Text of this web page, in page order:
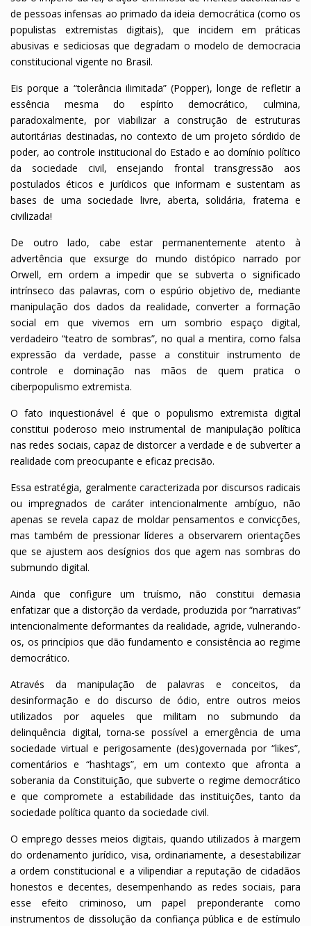
de pessoas infensas ao primado da ideia democrática (como os
populistas extremistas digitais), que incidem em práticas
abusivas e sediciosas que degradam o modelo de democracia
constitucional vigente no Brasil.
Eis porque a “tolerância ilimitada” (Popper), longe de refletir a
essência mesma do espírito democrático, culmina,
paradoxalmente, por viabilizar a construção de estruturas
autoritárias destinadas, no contexto de um projeto sórdido de
poder, ao controle institucional do Estado e ao domínio político
da sociedade civil, ensejando frontal transgressão aos
postulados éticos e jurídicos que informam e sustentam as
bases de uma sociedade livre, aberta, solidária, fraterna e
civilizada!
De outro lado, cabe estar permanentemente atento à
advertência que exsurge do mundo distópico narrado por
Orwell, em ordem a impedir que se subverta o significado
intrínseco das palavras, com o espúrio objetivo de, mediante
manipulação dos dados da realidade, converter a formação
social em que vivemos em um sombrio espaço digital,
verdadeiro “teatro de sombras”, no qual a mentira, como falsa
expressão da verdade, passe a constituir instrumento de
controle e dominação nas mãos de quem pratica o
ciberpopulismo extremista.
O fato inquestionável é que o populismo extremista digital
constitui poderoso meio instrumental de manipulação política
nas redes sociais, capaz de distorcer a verdade e de subverter a
realidade com preocupante e eficaz precisão.
Essa estratégia, geralmente caracterizada por discursos radicais
ou impregnados de caráter intencionalmente ambíguo, não
apenas se revela capaz de moldar pensamentos e convicções,
mas também de pressionar líderes a observarem orientações
que se ajustem aos desígnios dos que agem nas sombras do
submundo digital.
Ainda que configure um truísmo, não constitui demasia
enfatizar que a distorção da verdade, produzida por “narrativas”
intencionalmente deformantes da realidade, agride, vulnerando-
os, os princípios que dão fundamento e consistência ao regime
democrático.
Através da manipulação de palavras e conceitos, da
desinformação e do discurso de ódio, entre outros meios
utilizados por aqueles que militam no submundo da
delinquência digital, torna-se possível a emergência de uma
sociedade virtual e perigosamente (des)governada por “likes”,
comentários e “hashtags”, em um contexto que afronta a
soberania da Constituição, que subverte o regime democrático
e que compromete a estabilidade das instituições, tanto da
sociedade política quanto da sociedade civil.
O emprego desses meios digitais, quando utilizados à margem
do ordenamento jurídico, visa, ordinariamente, a desestabilizar
a ordem constitucional e a vilipendiar a reputação de cidadãos
honestos e decentes, desempenhando as redes sociais, para
esse efeito criminoso, um papel preponderante como
instrumentos de dissolução da confiança pública e de estímulo